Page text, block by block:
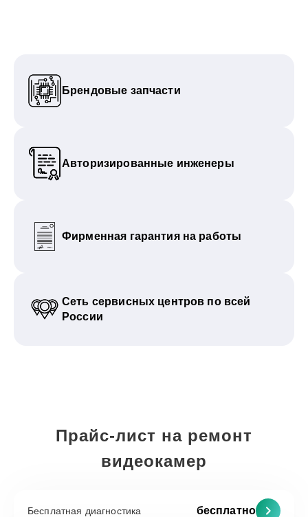
Брендовые запчасти
Авторизированные инженеры
Фирменная гарантия на работы
Сеть сервисных центров по всей
России
Прайс-лист на ремонт
видеокамер
Бесплатная диагностика бесплатно